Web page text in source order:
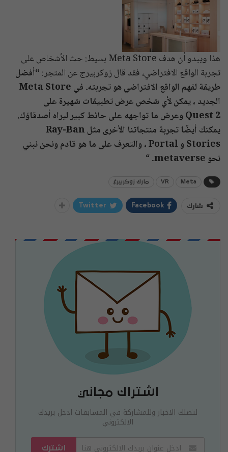
هذا ويبدو أن هدف Meta Store بسيط: حث الأشخاص على
تجربة الواقع الافتراضي، فقد قال زوكربيرج عن المتجر: “أفضل
طريقة لفهم الواقع الافتراضي هو تجربته. في Meta Store
الجديد ، يمكن لأي شخص عرض تطبيقات شهيرة على
Quest 2 وعرض ما تواجهه على حائط كبير ليراه أصدقاؤك.
يمكنك أيضًا تجربة منتجاتنا الأخرى مثل Ray-Ban
Stories و Portal ، والتعرف على ما هو قادم ونحن نبني
نحو metaverse.
“
Meta
VR مارك زوكربيرغ
شارك Facebook
Twitter
اشتراك مجاني
لتصلك الاخبار وللمشاركة في المسابقات ادخل بريدك
الالكتروني
اشترك